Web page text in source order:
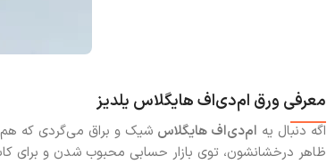
معرفی ورق ام‌دی‌اف هایگلاس یلدیز
اگه دنبال یه ام‌دی‌اف هایگلاس شیک و براق می‌گردی که
ظاهر درخشانشون، توی بازار حسابی محبوب شدن و برای